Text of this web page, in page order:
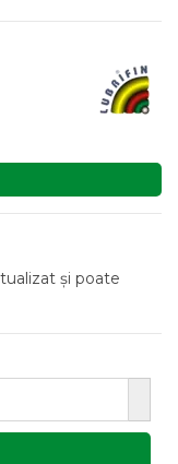
și poate